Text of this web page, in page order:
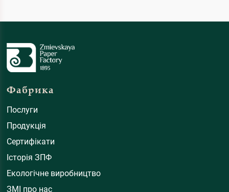
Фабрика
Послуги
Продукція
Сертифікати
Історія ЗПФ
Екологічне виробництво
ЗМІ про нас